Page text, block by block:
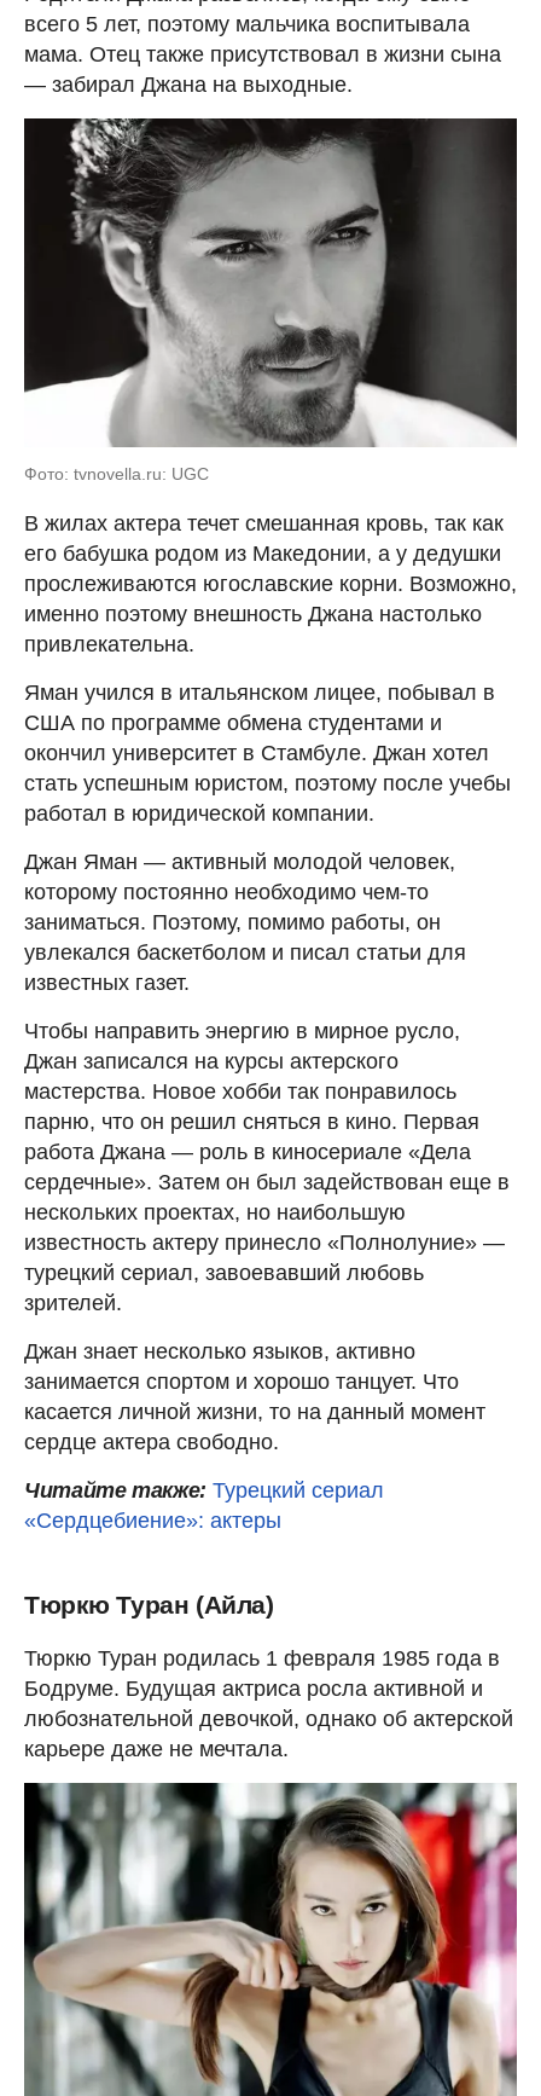
всего 5 лет, поэтому мальчика воспитывала
мама. Отец также присутствовал в жизни сына
— забирал Джана на выходные.
Фото: tvnovella.ru: UGC
В жилах актера течет смешанная кровь, так как
его бабушка родом из Македонии, а у дедушки
прослеживаются югославские корни. Возможно,
именно поэтому внешность Джана настолько
привлекательна.
Яман учился в итальянском лицее, побывал в
США по программе обмена студентами и
окончил университет в Стамбуле. Джан хотел
стать успешным юристом, поэтому после учебы
работал в юридической компании.
Джан Яман — активный молодой человек,
которому постоянно необходимо чем-то
заниматься. Поэтому, помимо работы, он
увлекался баскетболом и писал статьи для
известных газет.
Чтобы направить энергию в мирное русло,
Джан записался на курсы актерского
мастерства. Новое хобби так понравилось
парню, что он решил сняться в кино. Первая
работа Джана — роль в киносериале «Дела
сердечные». Затем он был задействован еще в
нескольких проектах, но наибольшую
известность актеру принесло «Полнолуние» —
турецкий сериал, завоевавший любовь
зрителей.
Джан знает несколько языков, активно
занимается спортом и хорошо танцует. Что
касается личной жизни, то на данный момент
сердце актера свободно.
Читайте также: Турецкий сериал
«Сердцебиение»: актеры
Тюркю Туран (Айла)
Тюркю Туран родилась 1 февраля 1985 года в
Бодруме. Будущая актриса росла активной и
любознательной девочкой, однако об актерской
карьере даже не мечтала.